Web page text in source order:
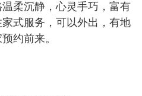
柔沉静，心灵手巧，富有
式服务，可以外出，有地
约前来。